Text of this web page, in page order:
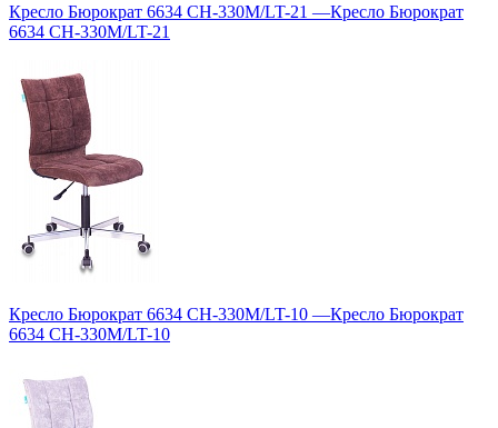
Кресло Бюрократ 6634 CH-330M/LT-21 —Кресло Бюрократ
6634 CH-330M/LT-21
Кресло Бюрократ 6634 CH-330M/LT-10 —Кресло Бюрократ
6634 CH-330M/LT-10